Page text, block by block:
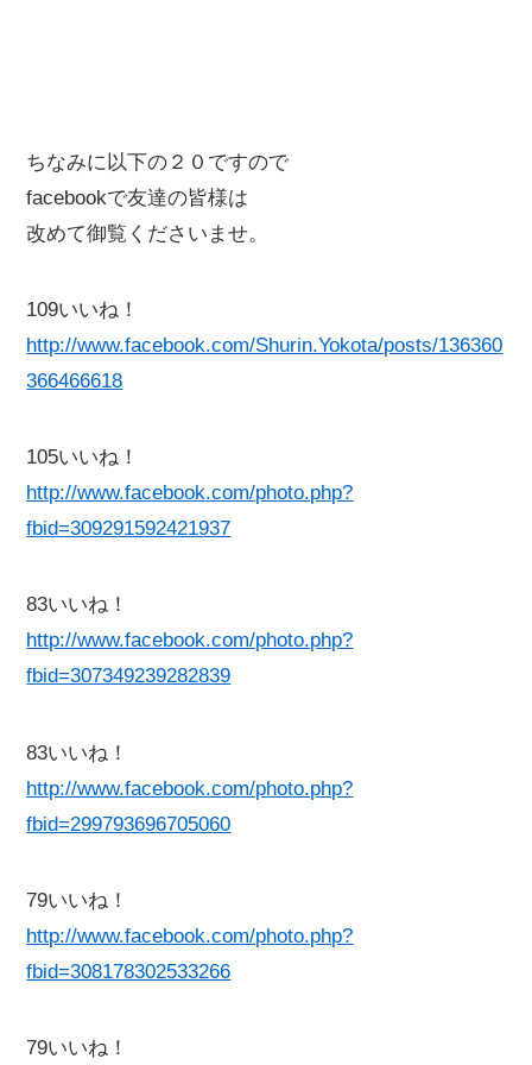
ちなみに以下の２０ですので
facebookで友達の皆様は
改めて御覧くださいませ。
109いいね！
http://www.facebook.com/Shurin.Yokota/posts/136360
366466618
105いいね！
http://www.facebook.com/photo.php?
fbid=309291592421937
83いいね！
http://www.facebook.com/photo.php?
fbid=307349239282839
83いいね！
http://www.facebook.com/photo.php?
fbid=299793696705060
79いいね！
http://www.facebook.com/photo.php?
fbid=308178302533266
79いいね！